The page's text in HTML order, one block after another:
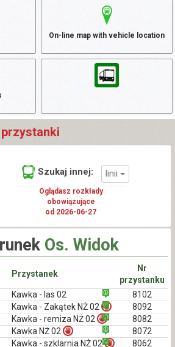
On-line map with vehicle location
przystanki
Szukaj innej: linii
Oglądasz rozkłady
obowiązujące
od 2026-06-27
Os. Widok
Przystanek
Nr
przystanku
Kawka - las 02
8102
Kawka - Zakątek NŻ 02
8092
Kawka - remiza NŻ 02
8082
Kawka NŻ 02
8072
Kawka - szklarnia NŻ 02
8062